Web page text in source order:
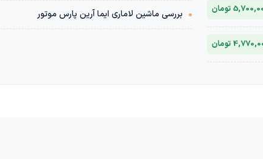
تومان
تومان
• بررسی ماشین لاماری ایما آرین پارس موتور